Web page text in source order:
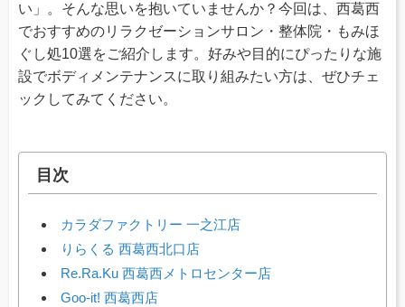
い」。そんな思いを抱いていませんか？今回は、西葛西
でおすすめのリラクゼーションサロン・整体院・もみほ
ぐし処10選をご紹介します。好みや目的にぴったりな施
設でボディメンテナンスに取り組みたい方は、ぜひチェ
ックしてみてください。
目次
カラダファクトリー 一之江店
りらくる 西葛西北口店
Re.Ra.Ku 西葛西メトロセンター店
Goo-it! 西葛西店